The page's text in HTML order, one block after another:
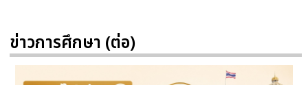
ข่าวการศึกษา (ต่อ)